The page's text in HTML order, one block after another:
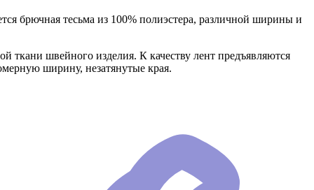
брючная тесьма из 100% полиэстера, различной ширины и
ткани швейного изделия. К качеству лент предъявляются
ширину, незатянутые края.